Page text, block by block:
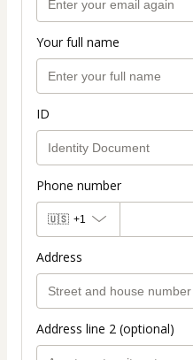
Your full name
ID
Phone number
🇺🇸 +1
Address
Address line 2 (optional)